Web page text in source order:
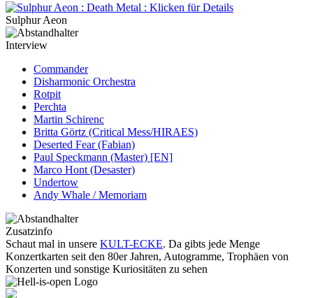
Sulphur Aeon
Interview
Commander
Disharmonic Orchestra
Rotpit
Perchta
Martin Schirenc
Britta Görtz (Critical Mess/HIRAES)
Deserted Fear (Fabian)
Paul Speckmann (Master) [EN]
Marco Hont (Desaster)
Undertow
Andy Whale / Memoriam
Zusatzinfo
Schaut mal in unsere KULT-ECKE. Da gibts jede Menge
Konzertkarten seit den 80er Jahren, Autogramme, Trophäen von
Konzerten und sonstige Kuriositäten zu sehen